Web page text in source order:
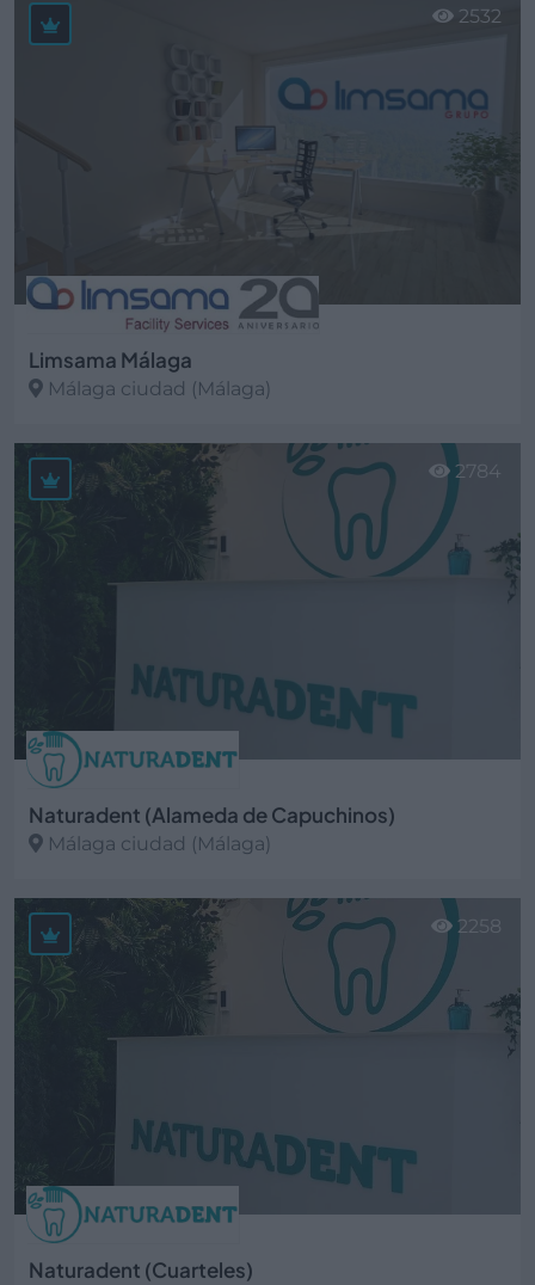
Limsama Málaga
Málaga ciudad (Málaga)
Ver más
2532
Naturadent (Alameda de Capuchinos)
Málaga ciudad (Málaga)
Ver más
2784
Naturadent (Cuarteles)
2258